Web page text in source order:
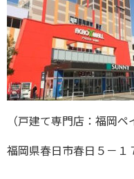
（戸建て専門店：福岡ペ
福岡県春日市春日５－１